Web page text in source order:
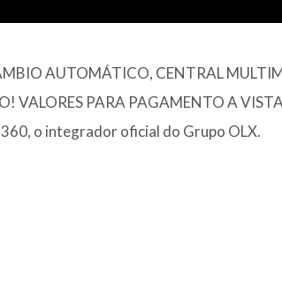
AUTOMÁTICO, CENTRAL
VALORES PARA PAGAMENTO A
o integrador oficial do Grupo OLX.